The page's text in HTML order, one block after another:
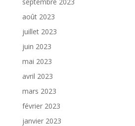
août 2023
juillet 2023
juin 2023
mai 2023
avril 2023
mars 2023
février 2023
janvier 2023